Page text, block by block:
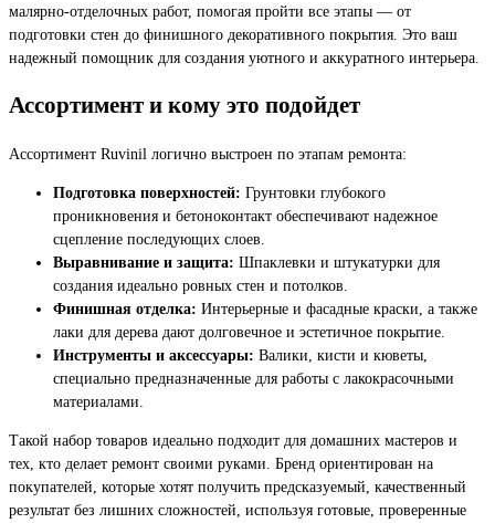
малярно-отделочных работ, помогая пройти все этапы — от
подготовки стен до финишного декоративного покрытия. Это ваш
надежный помощник для создания уютного и аккуратного интерьера.
Ассортимент и кому это подойдет
Ассортимент Ruvinil логично выстроен по этапам ремонта:
Подготовка поверхностей: Грунтовки глубокого
проникновения и бетоноконтакт обеспечивают надежное
сцепление последующих слоев.
Выравнивание и защита: Шпаклевки и штукатурки для
создания идеально ровных стен и потолков.
Финишная отделка: Интерьерные и фасадные краски, а также
лаки для дерева дают долговечное и эстетичное покрытие.
Инструменты и аксессуары: Валики, кисти и кюветы,
специально предназначенные для работы с лакокрасочными
материалами.
Такой набор товаров идеально подходит для домашних мастеров и
тех, кто делает ремонт своими руками. Бренд ориентирован на
покупателей, которые хотят получить предсказуемый, качественный
результат без лишних сложностей, используя готовые, проверенные